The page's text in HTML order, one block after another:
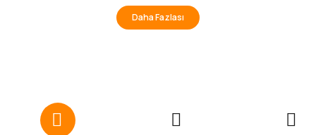
Daha Fazlası